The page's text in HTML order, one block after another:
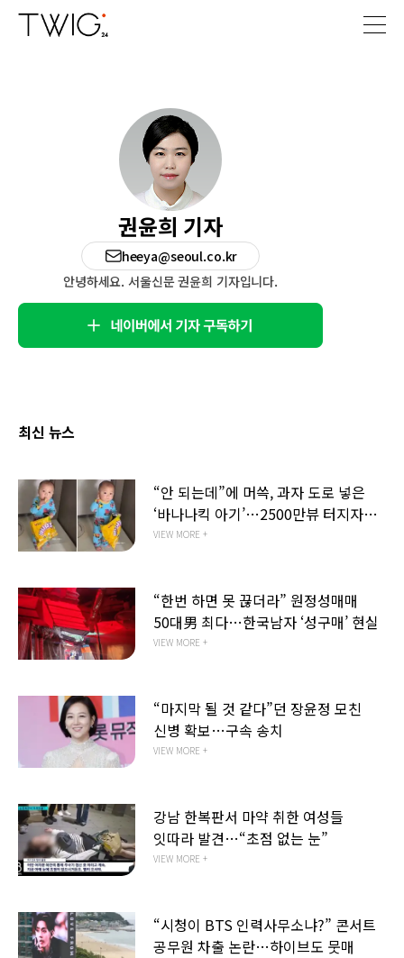
권윤희 기자
heeya@seoul.co.kr
안녕하세요. 서울신문 권윤희 기자입니다.
최신 뉴스
“안 되는데”에 머쓱, 과자 도로 넣은
‘바나나킥 아기’…2500만뷰 터지자
‘초대형 선물’ 도착
VIEW MORE +
“한번 하면 못 끊더라” 원정성매매
50대男 최다…한국남자 ‘성구매’ 현실
VIEW MORE +
“마지막 될 것 같다”던 장윤정 모친
신병 확보…구속 송치
VIEW MORE +
강남 한복판서 마약 취한 여성들
잇따라 발견…“초점 없는 눈”
VIEW MORE +
“시청이 BTS 인력사무소냐?” 콘서트
공무원 차출 논란…하이브도 뭇매